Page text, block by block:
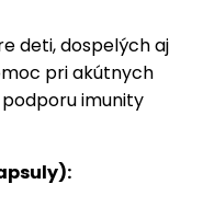
deti, dospelých aj
pri akútnych
imunity